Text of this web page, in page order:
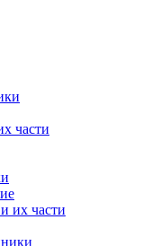
части
их части